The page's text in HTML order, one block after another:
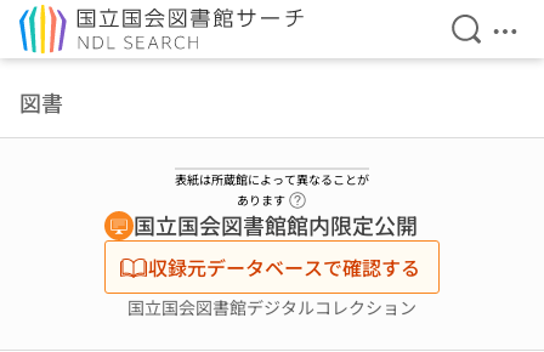
検索を
メ
図書
表紙は所蔵館によって異なることが
あります
国立国会図書館館内限定公開
収録元データベースで確認する
国立国会図書館デジタルコレクション